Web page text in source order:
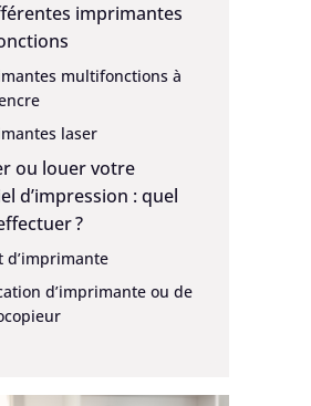
imprimantes
multifonctions à
laser
ou louer votre
d’impression : quel
?
d’imprimante
d’imprimante ou de